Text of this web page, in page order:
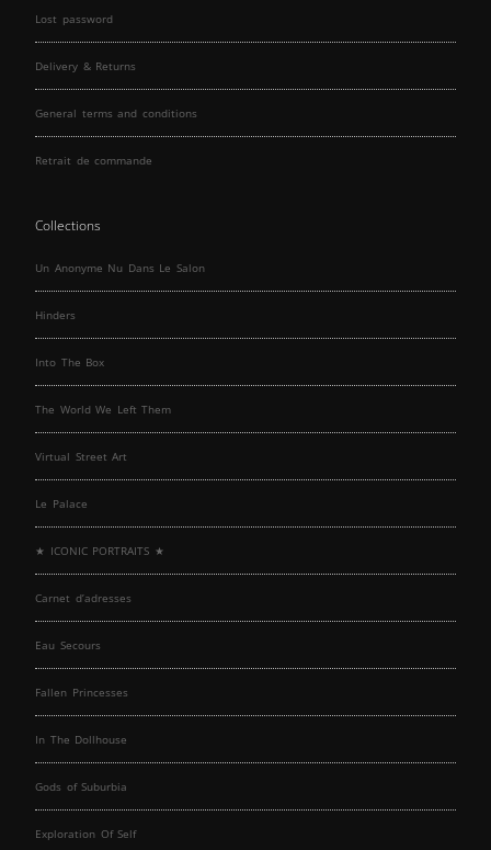
Lost password
Delivery & Returns
General terms and conditions
Retrait de commande
Collections
Un Anonyme Nu Dans Le Salon
Hinders
Into The Box
The World We Left Them
Virtual Street Art
Le Palace
★ ICONIC PORTRAITS ★
Carnet d’adresses
Eau Secours
Fallen Princesses
In The Dollhouse
Gods of Suburbia
Exploration Of Self